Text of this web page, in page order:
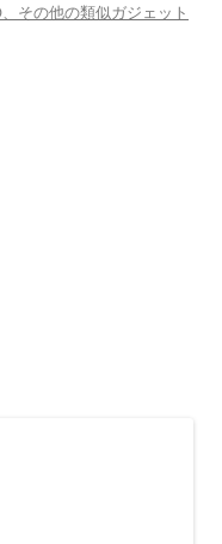
その他の類似ガジェット